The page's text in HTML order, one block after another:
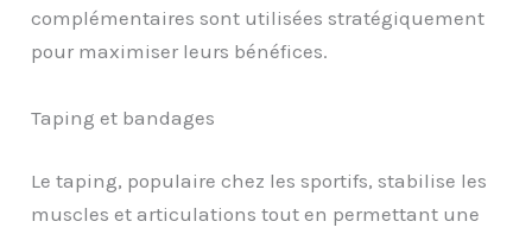
complémentaires sont utilisées stratégiquement
pour maximiser leurs bénéfices.
Taping et bandages
Le taping, populaire chez les sportifs, stabilise les
muscles et articulations tout en permettant une